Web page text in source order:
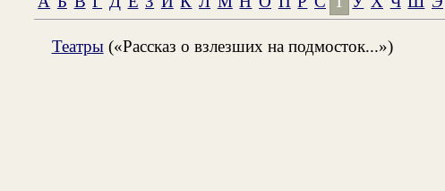
Театры(«Рассказ о взлезших на подмосток...»)